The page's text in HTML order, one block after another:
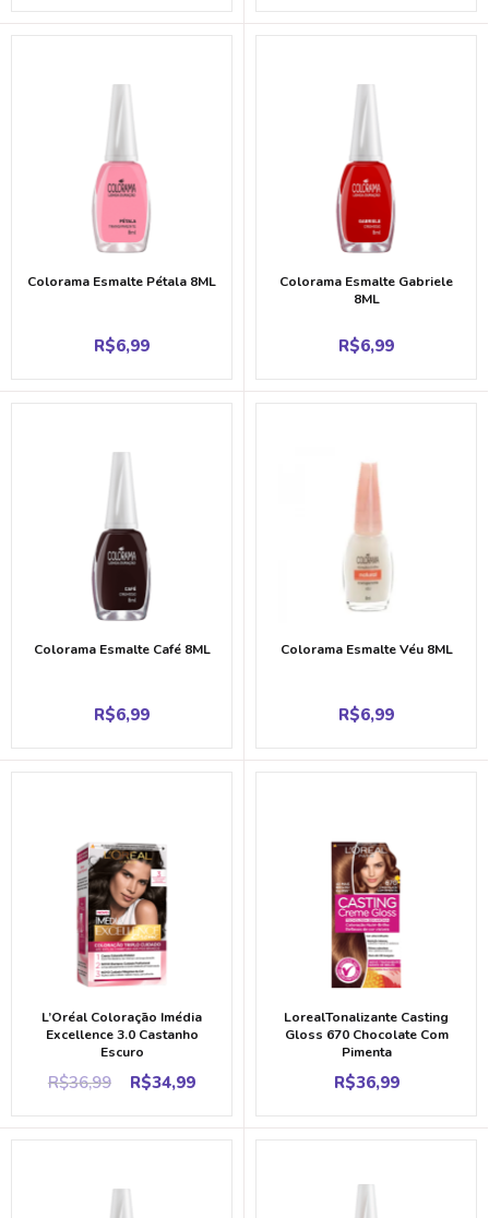
Colorama Esmalte Pétala 8ML
R$6,99
Colorama Esmalte Gabriele
8ML
R$6,99
Colorama Esmalte Café 8ML
R$6,99
Colorama Esmalte Véu 8ML
R$6,99
L’Oréal Coloração Imédia
Excellence 3.0 Castanho
Escuro
R$36,99
Original
R$34,99Current
LorealTonalizante Casting
Gloss 670 Chocolate Com
Pimenta
R$36,99